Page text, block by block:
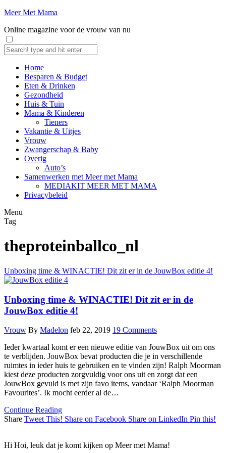
Meer Met Mama
Online magazine voor de vrouw van nu
Home
Besparen & Budget
Eten & Drinken
Gezondheid
Huis & Tuin
Mama & Kinderen
Tieners
Vakantie & Uitjes
Vrouw
Zwangerschap & Baby
Overig
Auto’s
Samenwerken met Meer met Mama
MEDIAKIT MEER MET MAMA
Privacybeleid
Menu
Tag
theproteinballco_nl
Unboxing time & WINACTIE! Dit zit er in de JouwBox editie 4!
Unboxing time & WINACTIE! Dit zit er in de
JouwBox editie 4!
Vrouw By Madelon feb 22, 2019 19 Comments
Ieder kwartaal komt er een nieuwe editie van JouwBox uit om ons
te verblijden. JouwBox bevat producten die je in verschillende
ruimtes in ieder huis te gebruiken en te vinden zijn! Ralph Moorman
kiest deze producten zorgvuldig voor ons uit en zorgt dat een
JouwBox gevuld is met zijn favo items, vandaar ‘Ralph Moorman
Favourites’. Ik mocht eerder al de…
Continue Reading
Share Tweet This! Share on Facebook Share on LinkedIn Pin this!
Hi Hoi, leuk dat je komt kijken op Meer met Mama!